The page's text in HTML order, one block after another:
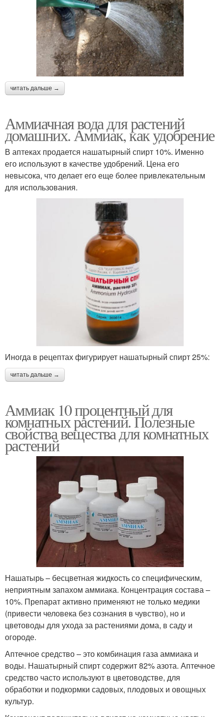
читать дальше →
Аммиачная вода для растений
домашних. Аммиак, как удобрение
В аптеках продается нашатырный спирт 10%. Именно
его используют в качестве удобрений. Цена его
невысока, что делает его еще более привлекательным
для использования.
Иногда в рецептах фигурирует нашатырный спирт 25%:
читать дальше →
Аммиак 10 процентный для
комнатных растений. Полезные
свойства вещества для комнатных
растений
Нашатырь – бесцветная жидкость со специфическим,
неприятным запахом аммиака. Концентрация состава –
10%. Препарат активно применяют не только медики
(привести человека без сознания в чувство), но и
цветоводы для ухода за растениями дома, в саду и
огороде.
Аптечное средство – это комбинация газа аммиака и
воды. Нашатырный спирт содержит 82% азота. Аптечное
средство часто используют в цветоводстве, для
обработки и подкормки садовых, плодовых и овощных
культур.